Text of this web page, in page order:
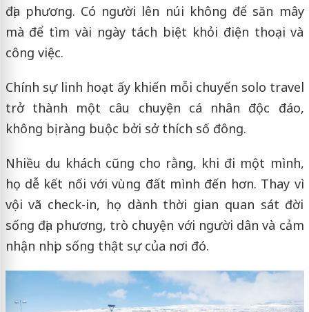
địa phương. Có người lên núi không để săn mây
mà để tìm vài ngày tách biệt khỏi điện thoại và
công việc.
Chính sự linh hoạt ấy khiến mỗi chuyến solo travel
trở thành một câu chuyện cá nhân độc đáo,
không bị ràng buộc bởi sở thích số đông.
Nhiều du khách cũng cho rằng, khi đi một mình,
họ dễ kết nối với vùng đất mình đến hơn. Thay vì
vội vã check-in, họ dành thời gian quan sát đời
sống địa phương, trò chuyện với người dân và cảm
nhận nhịp sống thật sự của nơi đó.